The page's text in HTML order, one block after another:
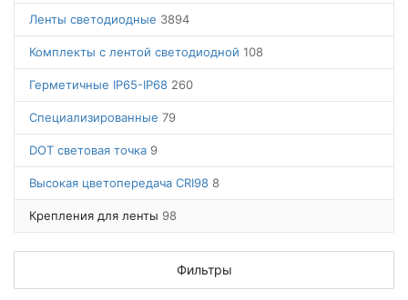
Ленты светодиодные 3894
Комплекты с лентой светодиодной 108
Герметичные IP65-IP68 260
Специализированные 79
DOT световая точка 9
Высокая цветопередача CRI98 8
Крепления для ленты 98
Фильтры